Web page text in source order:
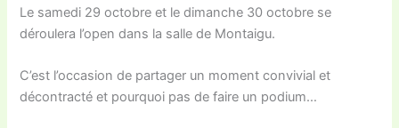
Le samedi 29 octobre et le dimanche 30 octobre se
déroulera l’open dans la salle de Montaigu.
C’est l’occasion de partager un moment convivial et
décontracté et pourquoi pas de faire un podium…